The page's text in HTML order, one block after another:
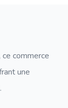
commerce
une